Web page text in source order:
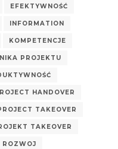
EFEKTYWNOŚĆ
INFORMATION
KOMPETENCJE
PROJEKTU
HANDOVER
TAKEOVER
TAKEOVER
ROZWOJ